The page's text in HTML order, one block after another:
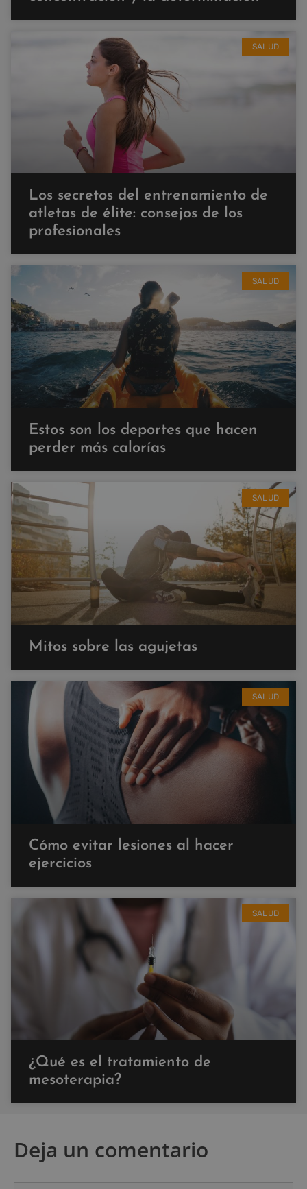
SALUD
Los secretos del entrenamiento de
atletas de élite: consejos de los
profesionales
SALUD
Estos son los deportes que hacen
perder más calorías
SALUD
Mitos sobre las agujetas
SALUD
Cómo evitar lesiones al hacer
ejercicios
SALUD
¿Qué es el tratamiento de
mesoterapia?
Deja un comentario